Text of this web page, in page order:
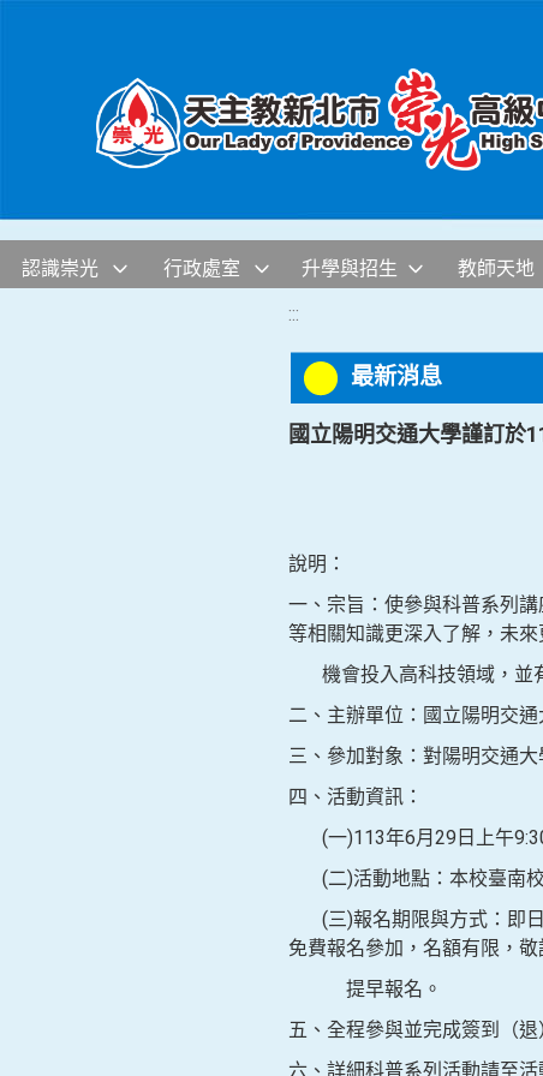
認識崇光 行政處室 升學與招生 教師天地
:::
最新消息
國立陽明交通大學謹訂於
說明：
一、宗旨：使參與科普系列
等相關知識更深入了解，未來
機會投入高科技領域，並
二、主辦單位：國立陽明交
三、參加對象：對陽明交通
四、活動資訊：
(一)113年6月29日上午
(二)活動地點：本校臺南校
(三)報名期限與方式：即日
免費報名參加，名額有限，敬
提早報名。
五、全程參與並完成簽到（
六、詳細科普系列活動請至